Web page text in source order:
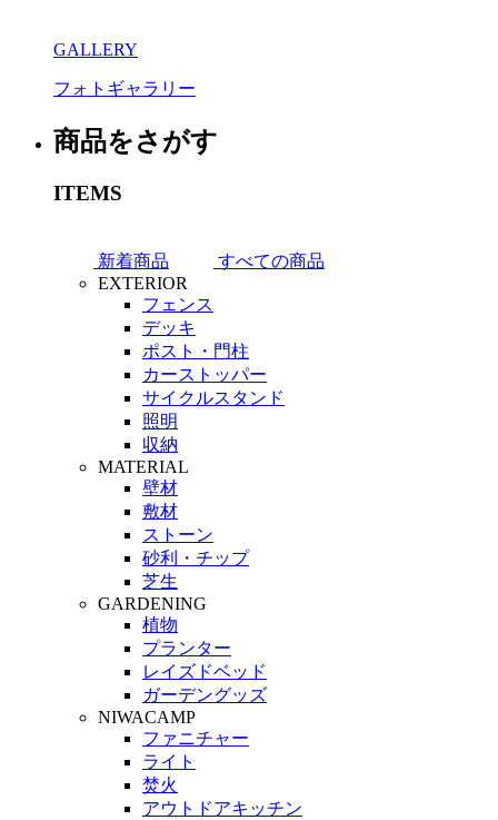
GALLERY
フォトギャラリー
商品をさがす
ITEMS
新着商品
すべての商品
EXTERIOR
フェンス
デッキ
ポスト・門柱
カーストッパー
サイクルスタンド
照明
収納
MATERIAL
壁材
敷材
ストーン
砂利・チップ
芝生
GARDENING
植物
プランター
レイズドベッド
ガーデングッズ
NIWACAMP
ファニチャー
ライト
焚火
アウトドアキッチン